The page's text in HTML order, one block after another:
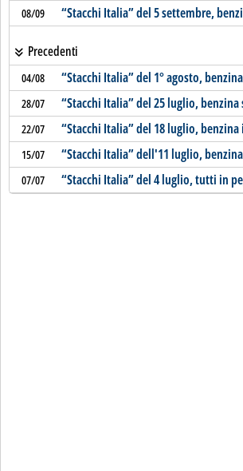
08/09 “Stacchi Italia” del 5 settembre,
Precedenti
04/08 “Stacchi Italia” del 1° agosto,
28/07 “Stacchi Italia” del 25 luglio, benzina
22/07 “Stacchi Italia” del 18 luglio,
15/07 “Stacchi Italia” dell'11 luglio,
07/07 “Stacchi Italia” del 4 luglio, tutti in